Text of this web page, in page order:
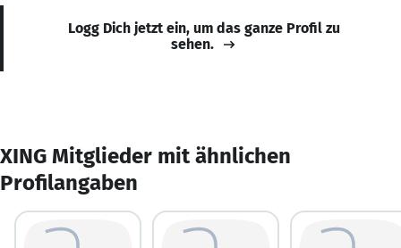
Logg Dich jetzt ein, um das ganze Profil zu
sehen.
XING Mitglieder mit ähnlichen
Profilangaben